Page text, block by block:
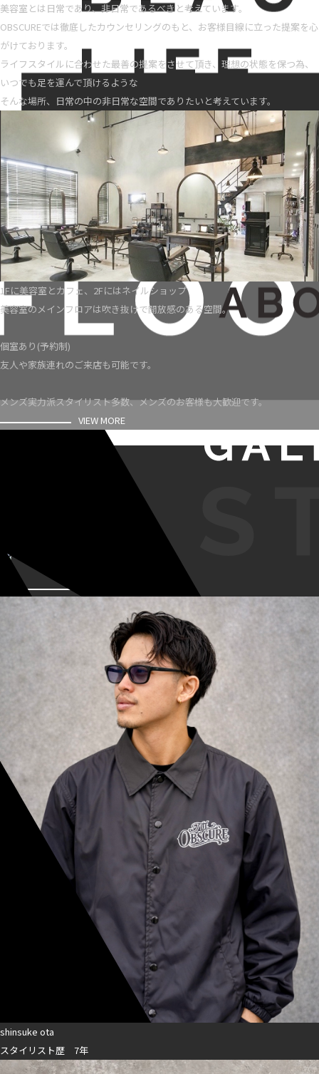
美容室とは日常であり、非日常であるべきと考えています。
OBSCUREでは徹底したカウンセリングのもと、お客様目線に立った提案を心
がけております。
ライフスタイルに合わせた最善の提案をさせて頂き、理想の状態を保つ為、
いつでも足を運んで頂けるような
そんな場所、日常の中の非日常な空間でありたいと考えています。
1Fに美容室とカフェ、2Fにはネイルショップ
美容室のメインフロアは吹き抜けで開放感のある空間。
個室あり(予約制)
友人や家族連れのご来店も可能です。
メンズ実力派スタイリスト多数、メンズのお客様も大歓迎です。
VIEW MORE
shinsuke ota
スタイリスト歴 7年